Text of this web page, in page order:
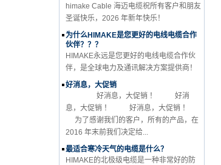
himake Cable 海迈电缆祝所有客户和朋友
圣诞快乐，2026 年新年快乐！
为什么HIMAKE是您更好的电线电缆合作
伙伴？？？
HIMAKE永远是您更好的电线电缆合作伙
伴，是全球电力及通讯解决方案提供商！
好消息，大促销
好消息，大促销 ！ 好消
息，大促销 ！ 好消息，大促销 ！
为了感谢我们的客户，所有的产品，在
2016 年末前我们决定给...
最适合寒冷天气的电缆是什么？
HIMAKE的北极级电缆是一种非常好的防